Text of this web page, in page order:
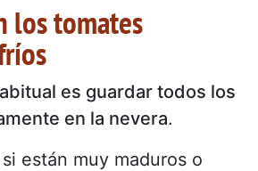
los tomates
es guardar todos los
en la nevera.
están muy maduros o